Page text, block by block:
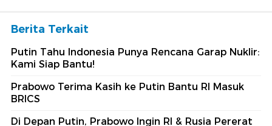
Berita Terkait
Putin Tahu Indonesia Punya Rencana Garap Nuklir:
Kami Siap Bantu!
Prabowo Terima Kasih ke Putin Bantu RI Masuk
BRICS
Di Depan Putin, Prabowo Ingin RI & Rusia Pererat